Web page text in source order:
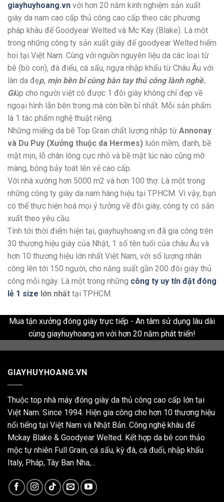
giayhuyhoang.vn với hơn 20 năm kinh nghiệm sản xuất
giày da nam cao cấp thủ công cao cấp theo các phương
pháp khâu đế Goodyear Welted và Mc Kay (Blake). Là một
trong những công ty sản xuất giày đế goodyear Welted hiếm
hoi tại Việt Nam. Cùng với nguồn nguyên liệu da các loại từ
bê (bò con), đà điểu, cá sấu, ngựa nhập khẩu từ Châu Âu với
làn da đẹp, mịn bền bỉ cùng bàn tay thủ công lành nghề.
Giúp cho người việt có được 1 đôi giày không chỉ đẹp về
ngoại hình lẫn bên trong mà còn bền bỉ nhất. Mỗi sản phẩm
là 1 tác phẩm nghệ thuật riêng.
Những miếng da bê Top Grain chất lượng nhập từ Annonay
và Du Puy (Xưởng thuộc da Hermes) luôn mềm, đanh, bề
mặt mịn, lỗ chân lông cực nhỏ và bề mặt lúc nào cũng mỡ
màng, bóng bảy toát lên vẻ cao cấp.
Với nhà xưởng hơn 5000 m2 và hơn 100 thợ. Là một trong
những công ty giày da nam hàng hiệu tại TPHCM. Vì vậy, bạn
có thể thực hiện hoá mọi ý tưởng về đôi giày, công ty có sản
xuất theo yêu cầu.
Tính tới thời điểm hiện tại, giayhuyhoang.vn đã gia công trên
30 thương hiệu giày của Nhật, 1 số tên tuổi của châu Âu và
hơn 10 thương hiệu lớn nhất Việt Nam, với số lượng nhân
công lên tới 150 người, cho năng suất gần 200 đôi giày thủ
công mỗi ngày. Là một trong những công ty uy tín đặt đóng
lẻ 1 size lớn nhất tại TPHCM.
Mua tận xưởng đóng giày trực tiếp - An tâm sử dụng lâu dài
cùng giayhuyhoang.vn với hơn 20 năm phát triển!
GIAYHUYHOANG.VN
Thuộc top nhà máy đóng giày da thủ công cao cấp lớn tại
Việt Nam. Since 1994. Hiện gia công cho hơn 10 thương hiệu
nổi tiếng tại Việt Nam và Nhật Bản. Công nghệ khâu đế
Mckay Blake & Goodyear Welted. Kết hợp da bê con thảo
mộc tự nhiên Full Grain, cá sấu, kỳ đà, cá đuối, nhập khẩu
Italy, Pháp, Tây Ban Nha,...